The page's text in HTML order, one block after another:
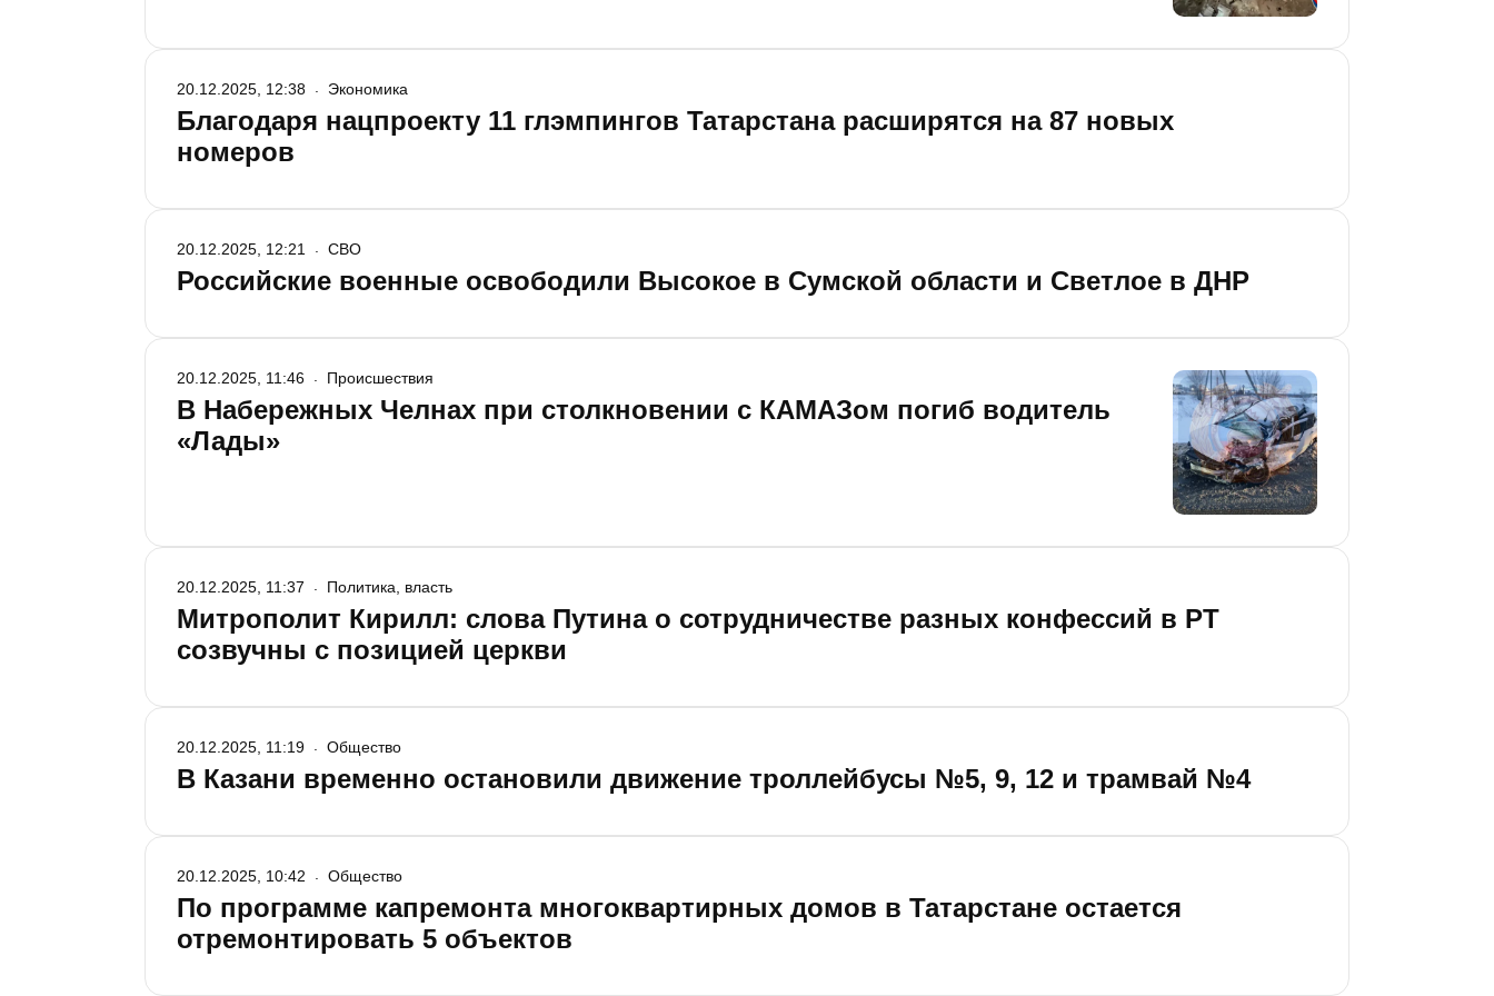
Благодаря нацпроекту 11 глэмпингов Татарстана расширятся на 87 новых
номеров
20.12.2025, 12:38 Экономика
Российские военные освободили Высокое в Сумской области и Светлое в ДНР
20.12.2025, 12:21 СВО
В Набережных Челнах при столкновении с КАМАЗом погиб водитель
«Лады»
20.12.2025, 11:46 Происшествия
Митрополит Кирилл: слова Путина о сотрудничестве разных конфессий в РТ
созвучны с позицией церкви
20.12.2025, 11:37 Политика, власть
В Казани временно остановили движение троллейбусы №5, 9, 12 и трамвай №4
20.12.2025, 11:19 Общество
По программе капремонта многоквартирных домов в Татарстане остается
отремонтировать 5 объектов
20.12.2025, 10:42 Общество